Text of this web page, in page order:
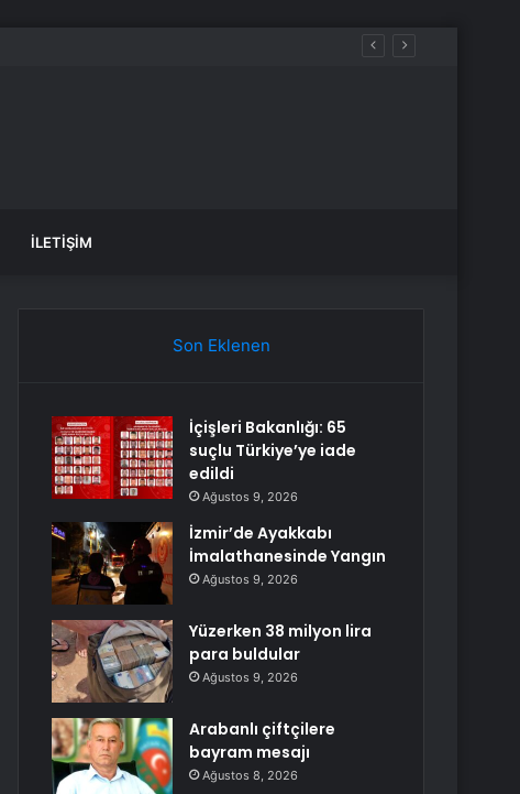
İLETIŞIM
Son Eklenen
İçişleri Bakanlığı: 65
suçlu Türkiye’ye iade
edildi
Ağustos 9, 2026
İzmir’de Ayakkabı
İmalathanesinde Yangın
Ağustos 9, 2026
Yüzerken 38 milyon lira
para buldular
Ağustos 9, 2026
Arabanlı çiftçilere
bayram mesajı
Ağustos 8, 2026